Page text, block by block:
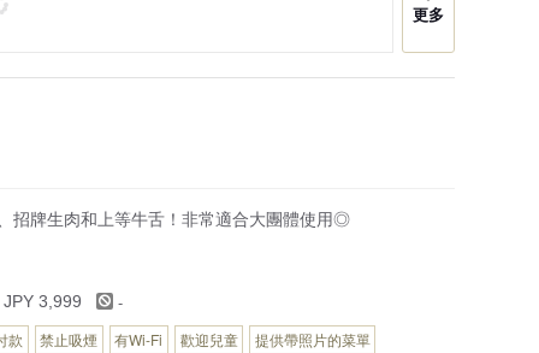
更多
招牌生肉和上等牛舌！非常適合大團體使用◎
3,999 -
款 禁止吸煙 有Wi-Fi 歡迎兒童
提供帶照片的菜單